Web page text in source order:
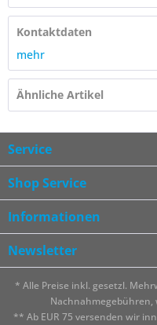
Kontaktdaten
mehr
Ähnliche Artikel
Service
Shop Service
Informationen
Newsletter
* Alle Preise inkl. gesetzl.
** Ab EUR 75 versenden wir